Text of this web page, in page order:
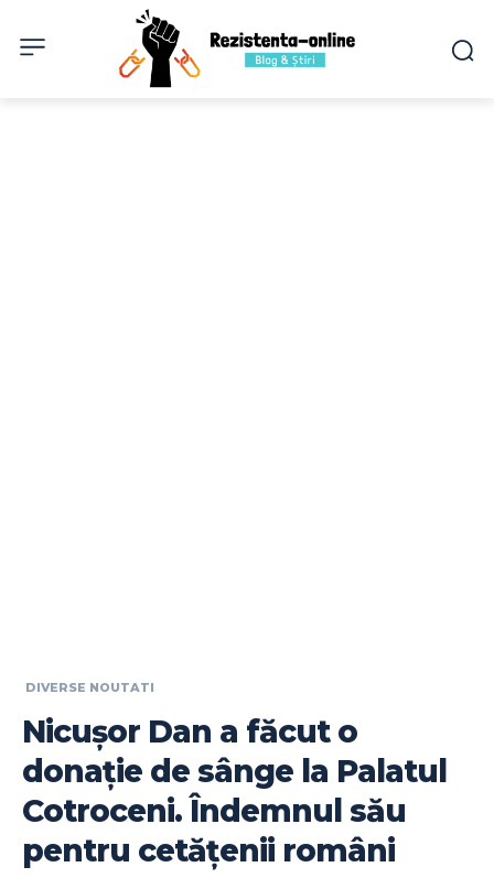
DIVERSE NOUTATI
Nicușor Dan a făcut o
donație de sânge la Palatul
Cotroceni. Îndemnul său
pentru cetățenii români